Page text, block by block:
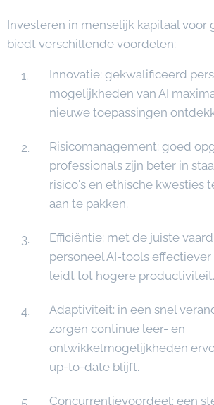
Investeren in menselijk kapitaal voor
biedt verschillende voordelen:
Innovatie: gekwalificeerd
mogelijkheden van AI
nieuwe toepassingen
Risicomanagement: goed
professionals zijn beter in
risico's en ethische kwesties
aan te pakken.
Efficiëntie: met de juiste
personeel AI-tools
leidt tot hogere productiviteit.
Adaptiviteit: in een snel
zorgen continue leer- en
ontwikkelmogelijkheden
up-to-date blijft.
Concurrentievoordeel: een